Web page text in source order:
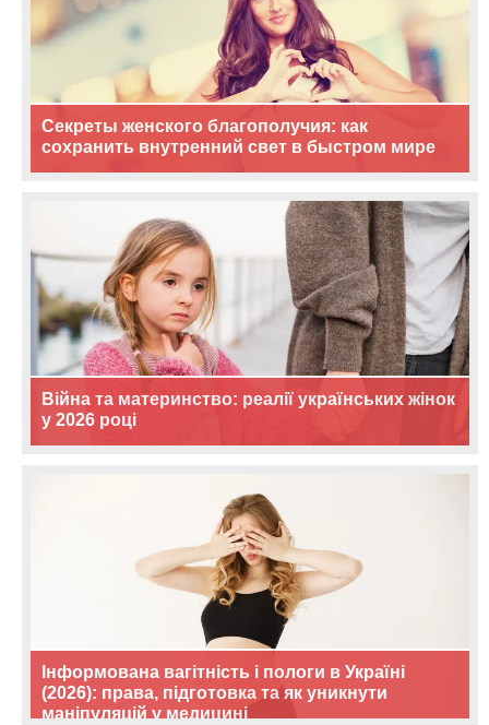
Секреты женского благополучия: как
сохранить внутренний свет в быстром мире
Війна та материнство: реалії українських жінок
у 2026 році
Інформована вагітність і пологи в Україні
(2026): права, підготовка та як уникнути
маніпуляцій у медицині